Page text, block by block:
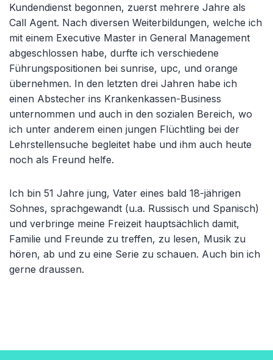
Kundendienst begonnen, zuerst mehrere Jahre als
Call Agent. Nach diversen Weiterbildungen, welche ich
mit einem Executive Master in General Management
abgeschlossen habe, durfte ich verschiedene
Führungspositionen bei sunrise, upc, und orange
übernehmen. In den letzten drei Jahren habe ich
einen Abstecher ins Krankenkassen-Business
unternommen und auch in den sozialen Bereich, wo
ich unter anderem einen jungen Flüchtling bei der
Lehrstellensuche begleitet habe und ihm auch heute
noch als Freund helfe.
Ich bin 51 Jahre jung, Vater eines bald 18-jährigen
Sohnes, sprachgewandt (u.a. Russisch und Spanisch)
und verbringe meine Freizeit hauptsächlich damit,
Familie und Freunde zu treffen, zu lesen, Musik zu
hören, ab und zu eine Serie zu schauen. Auch bin ich
gerne draussen.